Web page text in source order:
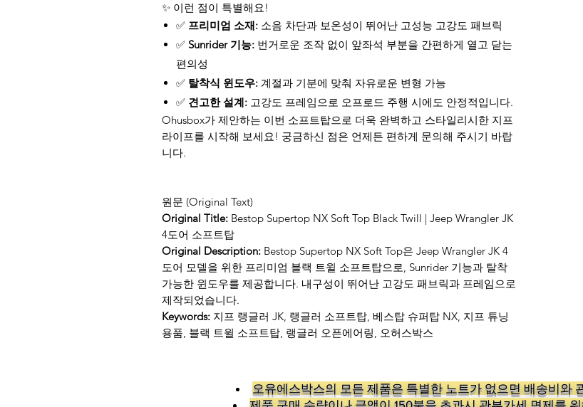
✨ 이런 점이 특별해요!
✅ 프리미엄 소재: 소음 차단과 보온성이 뛰어난 고성능 고강도 패브릭
✅ Sunrider 기능: 번거로운 조작 없이 앞좌석 부분을 간편하게 열고 닫는
편의성
✅ 탈착식 윈도우: 계절과 기분에 맞춰 자유로운 변형 가능
✅ 견고한 설계: 고강도 프레임으로 오프로드 주행 시에도 안정적입니다.
Ohusbox가 제안하는 이번 소프트탑으로 더욱 완벽하고 스타일리시한 지프
라이프를 시작해 보세요! 궁금하신 점은 언제든 편하게 문의해 주시기 바랍
니다.
원문 (Original Text)
Original Title: Bestop Supertop NX Soft Top Black Twill | Jeep Wrangler JK
4도어 소프트탑
Original Description: Bestop Supertop NX Soft Top은 Jeep Wrangler JK 4
도어 모델을 위한 프리미엄 블랙 트윌 소프트탑으로, Sunrider 기능과 탈착
가능한 윈도우를 제공합니다. 내구성이 뛰어난 고강도 패브릭과 프레임으로
제작되었습니다.
Keywords: 지프 랭글러 JK, 랭글러 소프트탑, 베스탑 슈퍼탑 NX, 지프 튜닝
용품, 블랙 트윌 소프트탑, 랭글러 오픈에어링, 오허스박스
오유에스박스의 ​모든 제품은 특별한 노트가 없으면 배송비와